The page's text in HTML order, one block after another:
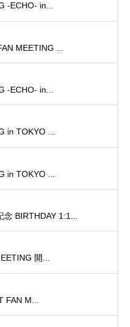
-ECHO- in...
MEETING ...
-ECHO- in...
in TOKYO ...
in TOKYO ...
BIRTHDAY 1:1...
開...
FAN M...